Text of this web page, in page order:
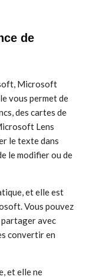
de
Microsoft
vous permet de
des cartes de
Lens
le texte dans
le modifier ou de
et elle est
Vous pouvez
avec
convertir en
et elle ne